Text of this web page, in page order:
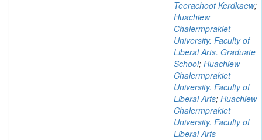
Teerachoot Kerdkaew;
Huachiew
Chalermprakiet
University. Faculty of
Liberal Arts. Graduate
School; Huachiew
Chalermprakiet
University. Faculty of
Liberal Arts; Huachiew
Chalermprakiet
University. Faculty of
Liberal Arts